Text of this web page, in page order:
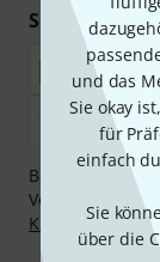
und das
Sie okay
für
einfach
Sie
über die
Sicher
Bezahlen Sie
Vorkasse,
Klarna